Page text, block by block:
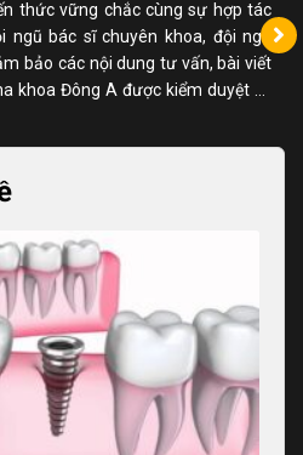
thức vững chắc cùng sự hợp tác
ngũ bác sĩ chuyên khoa, đội ngũ
bảo các nội dung tư vấn, bài viết
khoa Đông A được kiểm duyệt kỹ